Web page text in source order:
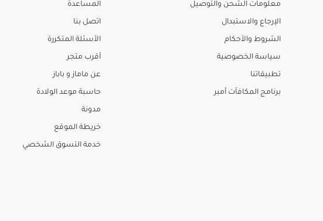
معلومات الشحن والتوصيل
الإرجاع والاستبدال
الشروط والأحكام
سياسة الخصوصية
تطبيقاتنا
برنامج المكافآت أمبر
المساعدة
اتصل بنا
الأسئلة المتكررة
أقرب متجر
عن ماماز و باباز
حاسبة موعد الولادة
مدونة
خريطة الموقع
خدمة التسوق الشخصي